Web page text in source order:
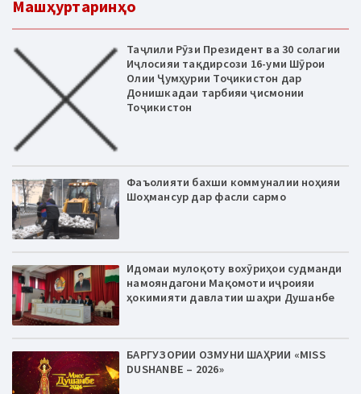
Машҳуртаринҳо
Таҷлили Рӯзи Президент ва 30 солагии
Иҷлосияи тақдирсози 16-уми Шӯрои
Олии Ҷумҳурии Тоҷикистон дар
Донишкадаи тарбияи ҷисмонии
Тоҷикистон
Фаъолияти бахши коммуналии ноҳияи
Шоҳмансур дар фасли сармо
Идомаи мулоқоту вохӯриҳои судманди
намояндагони Мақомоти иҷроияи
ҳокимияти давлатии шаҳри Душанбе
БАРГУЗОРИИ ОЗМУНИ ШАҲРИИ «MISS
DUSHANBE – 2026»